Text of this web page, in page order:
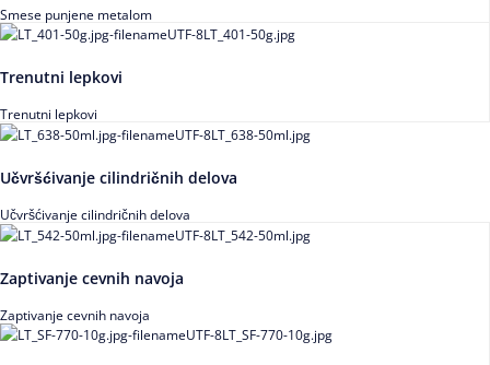
Smese punjene metalom
Trenutni lepkovi
Trenutni lepkovi
Učvršćivanje cilindričnih delova
Učvršćivanje cilindričnih delova
Zaptivanje cevnih navoja
Zaptivanje cevnih navoja